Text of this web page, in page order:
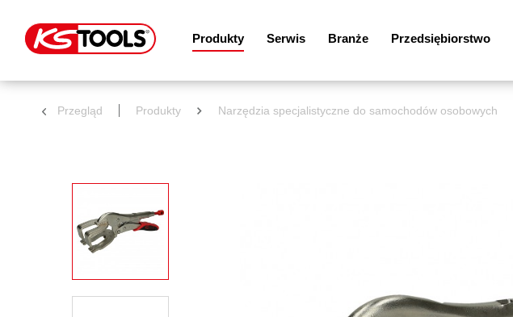
Produkty Serwis Branże Przedsiębiorstwo
Przegląd Produkty Narzędzia specjalistyczne do samochodów osobowych